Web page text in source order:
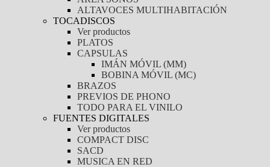
ALTAVOCES MULTIHABITACIÓN
TOCADISCOS
Ver productos
PLATOS
CAPSULAS
IMÁN MÓVIL (MM)
BOBINA MÓVIL (MC)
BRAZOS
PREVIOS DE PHONO
TODO PARA EL VINILO
FUENTES DIGITALES
Ver productos
COMPACT DISC
SACD
MUSICA EN RED